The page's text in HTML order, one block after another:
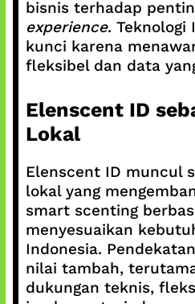
bisnis terhadap
experience. Teknologi
kunci karena
fleksibel dan data
Elenscent ID
Lokal
Elenscent ID muncul
lokal yang
smart scenting
menyesuaikan
Indonesia.
nilai tambah,
dukungan teknis,